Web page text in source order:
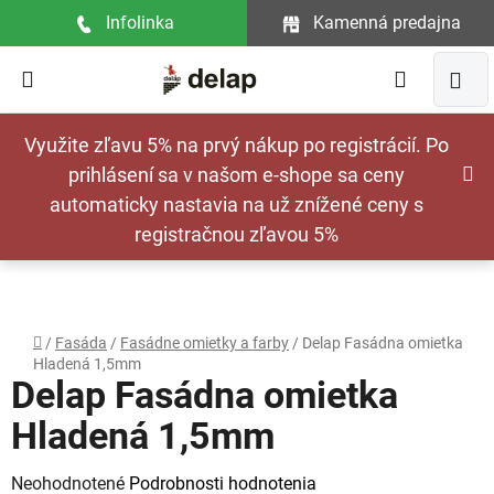
Využite zľavu 5% na prvý nákup po registrácií. Po
prihlásení sa v našom e-shope sa ceny
automaticky nastavia na už znížené ceny s
registračnou zľavou 5%
Infolinka Kamenná predajna
Hľadať
Domov
/ Fasáda / Fasádne omietky a farby / Delap Fasádna omietka
Hladená 1,5mm
Delap Fasádna omietka
Hladená 1,5mm
Priemerné
Neohodnotené Podrobnosti hodnotenia